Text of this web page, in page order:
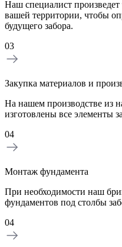
Наш специалист
вашей территории, чтобы
будущего забора.
03
Закупка материалов и
На нашем производстве из
изготовлены все элементы
04
Монтаж фундамента
При необходимости наш
фундаментов под столбы
04